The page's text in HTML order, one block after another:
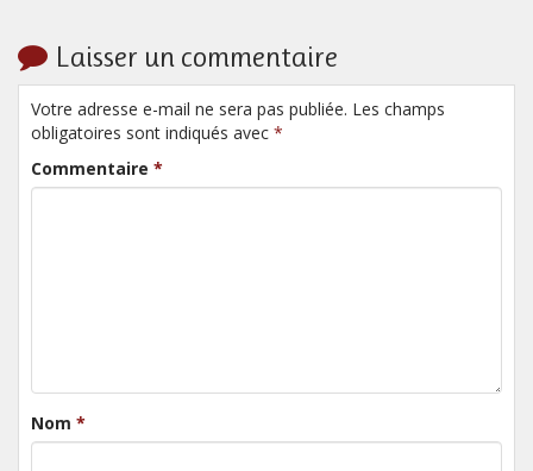
Laisser un commentaire
Votre adresse e-mail ne sera pas publiée. Les champs
obligatoires sont indiqués avec *
Commentaire *
Nom *